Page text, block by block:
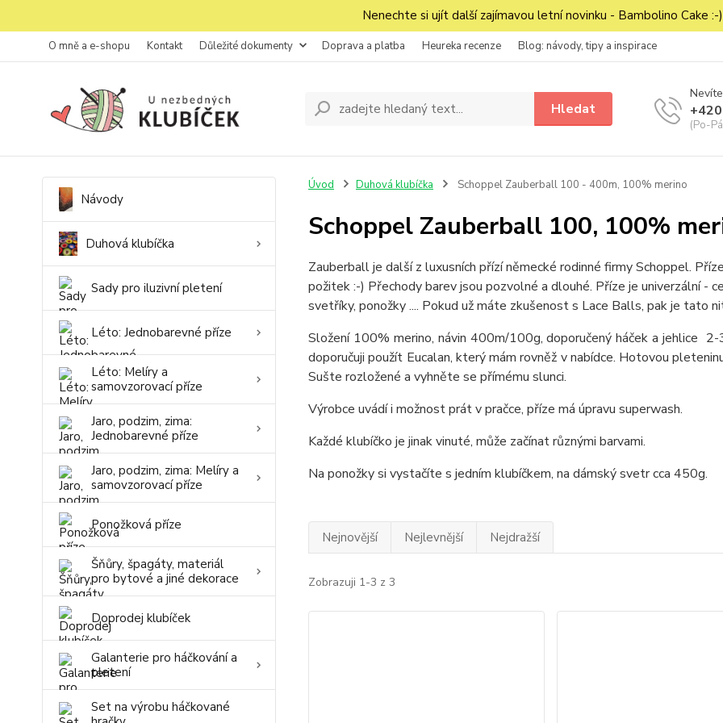
Nenechte si ujít další zajímavou letní novinku - Bambolino Cake :-)
O mně a e-shopu Kontakt Důležité dokumenty Doprava a platba Heureka recenze Blog: návody, tipy a inspirace
Hledat
(Po-
Návody
Duhová klubíčka
Sady pro iluzivní pletení
Léto: Jednobarevné příze
Léto: Melíry a
samovzorovací příze
Jaro, podzim, zima:
Jednobarevné příze
Jaro, podzim, zima: Melíry a
samovzorovací příze
Ponožková příze
Šňůry, špagáty, materiál
pro bytové a jiné dekorace
Doprodej klubíček
Galanterie pro háčkování a
pletení
Set na výrobu háčkované
Úvod Duhová klubíčka Schoppel Zauberball 100 - 400m, 100% merino
Schoppel Zauberball 100, 100%
Zauberball je další z luxusních přízí německé rodinné firmy Schoppel.
požitek :-) Přechody barev jsou pozvolné a dlouhé. Příze je univerzální -
svetříky, ponožky .... Pokud už máte zkušenost s Lace Balls, pak je tato
Složení 100% merino, návin 400m/100g, doporučený háček a jehlice
doporučuji použít Eucalan, který mám rovněž v nabídce. Hotovou
Sušte rozložené a vyhněte se přímému slunci.
Výrobce uvádí i možnost prát v pračce, příze má úpravu superwash.
Každé klubíčko je jinak vinuté, může začínat různými barvami.
Na ponožky si vystačíte s jedním klubíčkem, na dámský svetr cca 450g.
Nejnovější Nejlevnější Nejdražší
Zobrazuji 1-3 z 3